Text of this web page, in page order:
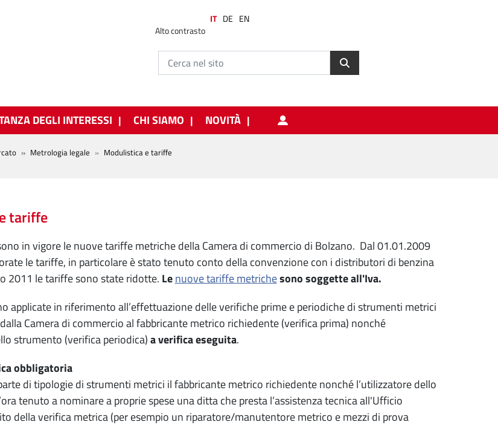
Alto contrasto
IT DE EN
DEGLI INTERESSI CHI SIAMO NOVITÀ
Metrologia legale Modulistica e tariffe
tariffe
in vigore le nuovetariffe metriche della Camera di commercio di Bolzano. Dal 01.01.2009
le tariffe, in particolare è stato tenuto conto della convenzione con i distributori di benzina
2011 le tariffe sono state ridotte. Le nuove tariffe metrichesono soggette all'Iva.
applicate in riferimento all’effettuazione delle verifiche prime e periodiche di strumenti metrici
dalla Camera di commercio al fabbricante metrico richiedente (verifica prima) nonché
strumento (verifica periodica)a verifica eseguita.
obbligatoria
di tipologie di strumenti metrici il fabbricante metrico richiedente nonché l’utilizzatore dello
tenuto a nominare a proprie spese una ditta che presta l’assistenza tecnica all'Ufficio
della verifica metrica (per esempio un riparatore/manutentore metrico e mezzi di prova